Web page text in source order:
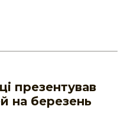
презентував
на березень